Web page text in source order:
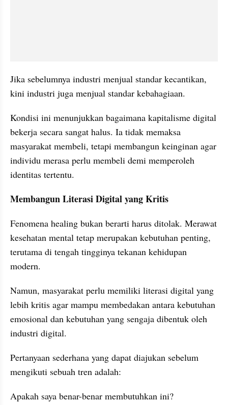
Jika sebelumnya industri menjual standar kecantikan,
kini industri juga menjual standar kebahagiaan.
Kondisi ini menunjukkan bagaimana kapitalisme digital
bekerja secara sangat halus. Ia tidak memaksa
masyarakat membeli, tetapi membangun keinginan agar
individu merasa perlu membeli demi memperoleh
identitas tertentu.
Membangun Literasi Digital yang Kritis
Fenomena healing bukan berarti harus ditolak. Merawat
kesehatan mental tetap merupakan kebutuhan penting,
terutama di tengah tingginya tekanan kehidupan
modern.
Namun, masyarakat perlu memiliki literasi digital yang
lebih kritis agar mampu membedakan antara kebutuhan
emosional dan kebutuhan yang sengaja dibentuk oleh
industri digital.
Pertanyaan sederhana yang dapat diajukan sebelum
mengikuti sebuah tren adalah:
Apakah saya benar-benar membutuhkan ini?